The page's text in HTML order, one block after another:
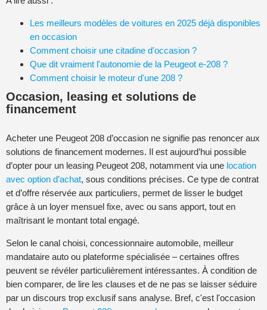
Les meilleurs modèles de voitures en 2025 déjà disponibles
en occasion
Comment choisir une citadine d'occasion ?
Que dit vraiment l'autonomie de la Peugeot e-208 ?
Comment choisir le moteur d'une 208 ?
Occasion, leasing et solutions de
financement
Acheter une Peugeot 208 d’occasion ne signifie pas renoncer aux
solutions de financement modernes. Il est aujourd’hui possible
d’opter pour un leasing Peugeot 208, notamment via une location
avec option d’achat, sous conditions précises. Ce type de contrat
et d’offre réservée aux particuliers, permet de lisser le budget
grâce à un loyer mensuel fixe, avec ou sans apport, tout en
maîtrisant le montant total engagé.
Selon le canal choisi, concessionnaire automobile, meilleur
mandataire auto ou plateforme spécialisée – certaines offres
peuvent se révéler particulièrement intéressantes. À condition de
bien comparer, de lire les clauses et de ne pas se laisser séduire
par un discours trop exclusif sans analyse. Bref, c'est l'occasion